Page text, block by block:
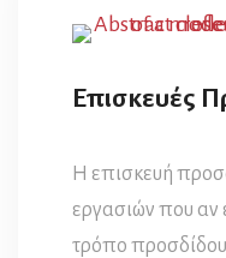
Επισκευές
Η επισκευή
εργασιών που αν
τρόπο